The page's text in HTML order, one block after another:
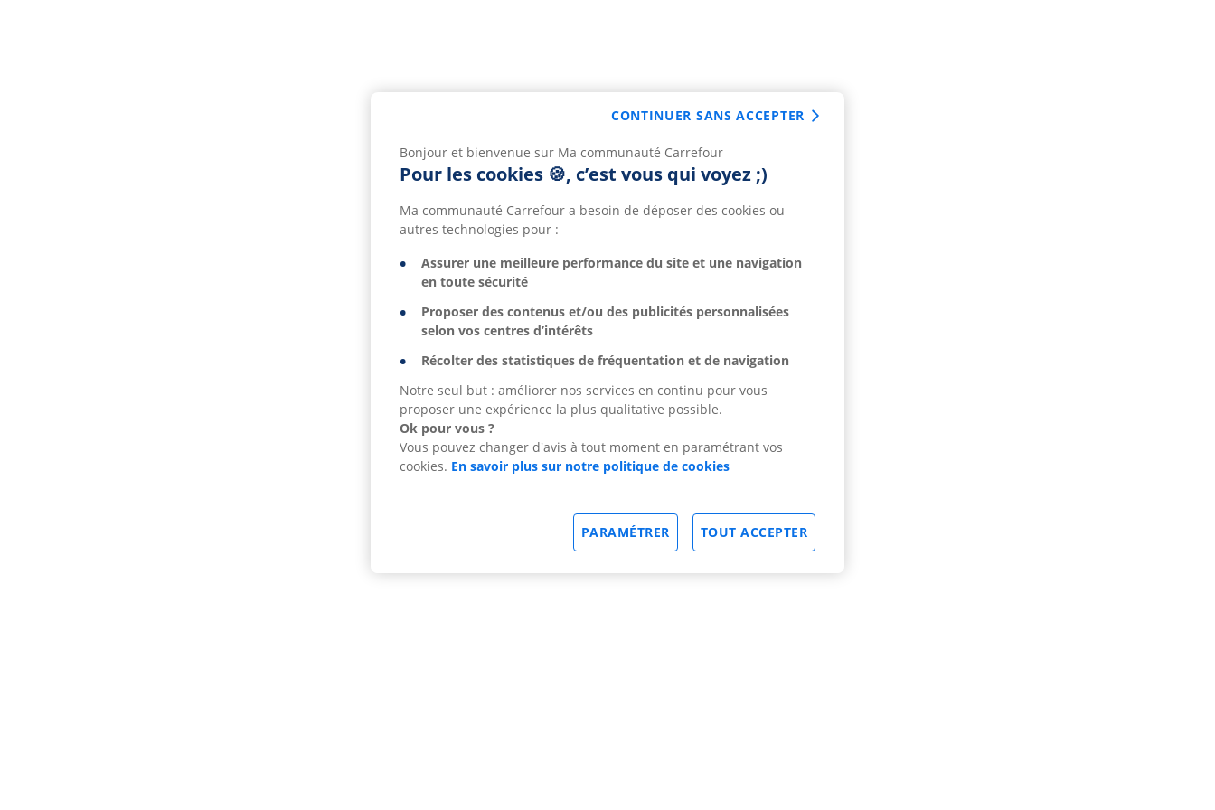
Bonjour et bienvenue sur Ma communauté Carrefour
Pour les cookies 🍪, c’est vous qui voyez ;)
Ma communauté Carrefour a besoin de déposer des cookies ou
autres technologies pour :
Assurer une meilleure performance du site et une navigation
en toute sécurité
Proposer des contenus et/ou des publicités personnalisées
selon vos centres d’intérêts
Récolter des statistiques de fréquentation et de navigation
Notre seul but : améliorer nos services en continu pour vous
proposer une expérience la plus qualitative possible.
Ok pour vous ?
Vous pouvez changer d'avis à tout moment en paramétrant vos
cookies. En savoir plus sur notre politique de cookies
TOUT ACCEPTER
PARAMÉTRER
CONTINUER SANS ACCEPTER